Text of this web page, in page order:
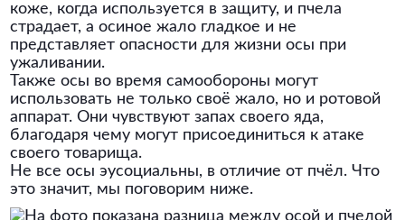
коже, когда используется в защиту, и пчела
страдает, а осиное жало гладкое и не
представляет опасности для жизни осы при
ужаливании.
Также осы во время самообороны могут
использовать не только своё жало, но и ротовой
аппарат. Они чувствуют запах своего яда,
благодаря чему могут присоединиться к атаке
своего товарища.
Не все осы эусоциальны, в отличие от пчёл. Что
это значит, мы поговорим ниже.